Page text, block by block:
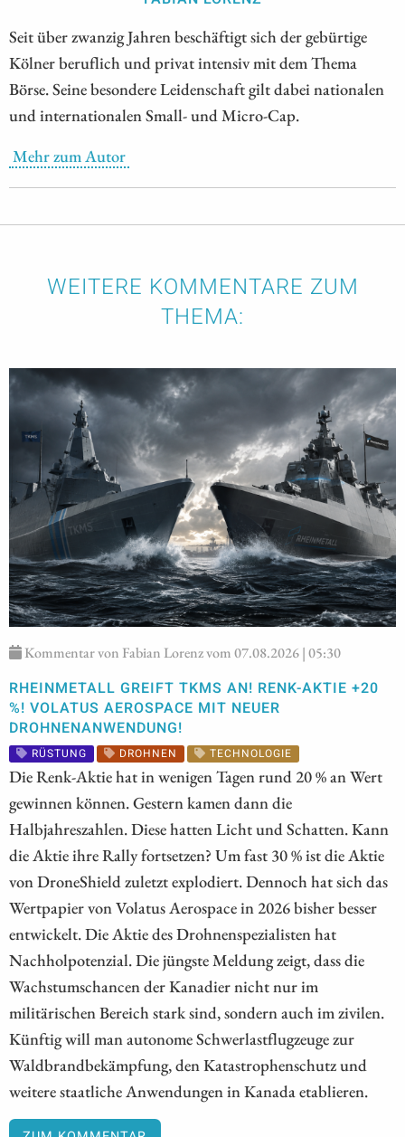
Seit über zwanzig Jahren beschäftigt sich der gebürtige
Kölner beruflich und privat intensiv mit dem Thema
Börse. Seine besondere Leidenschaft gilt dabei nationalen
und internationalen Small- und Micro-Cap.
Mehr zum Autor
WEITERE KOMMENTARE ZUM
THEMA:
Kommentar von Fabian Lorenz vom 07.08.2026 | 05:30
RHEINMETALL GREIFT TKMS AN! RENK-AKTIE +20
%! VOLATUS AEROSPACE MIT NEUER
DROHNENANWENDUNG!
RÜSTUNG DROHNEN TECHNOLOGIE
Die Renk-Aktie hat in wenigen Tagen rund 20 % an Wert
gewinnen können. Gestern kamen dann die
Halbjahreszahlen. Diese hatten Licht und Schatten. Kann
die Aktie ihre Rally fortsetzen? Um fast 30 % ist die Aktie
von DroneShield zuletzt explodiert. Dennoch hat sich das
Wertpapier von Volatus Aerospace in 2026 bisher besser
entwickelt. Die Aktie des Drohnenspezialisten hat
Nachholpotenzial. Die jüngste Meldung zeigt, dass die
Wachstumschancen der Kanadier nicht nur im
militärischen Bereich stark sind, sondern auch im zivilen.
Künftig will man autonome Schwerlastflugzeuge zur
Waldbrandbekämpfung, den Katastrophenschutz und
weitere staatliche Anwendungen in Kanada etablieren.